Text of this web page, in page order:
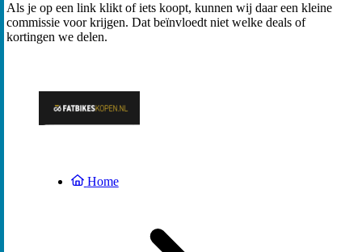
Als je op een link klikt of iets koopt, kunnen wij daar een kleine
commissie voor krijgen. Dat beïnvloedt niet welke deals of
kortingen we delen.
Home